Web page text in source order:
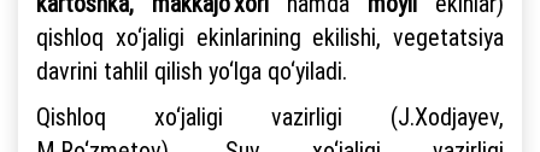
qishloq xo‘jaligi ekinlarining ekilishi, vegetatsiya
davrini tahlil qilish yo‘lga qo‘yiladi.
Qishloq xo‘jaligi vazirligi (J.Xodjayev,